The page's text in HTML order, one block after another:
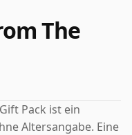
The
Pack ist ein
Altersangabe. Eine